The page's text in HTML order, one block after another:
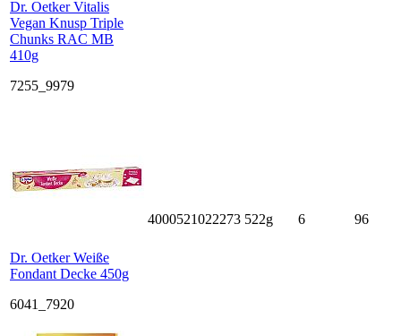
Dr. Oetker Vitalis
Vegan Knusp Triple
Chunks RAC MB
410g
7255_9979
Dr. Oetker Weiße
Fondant Decke 450g
6041_7920
4000521022273 522g 6 96